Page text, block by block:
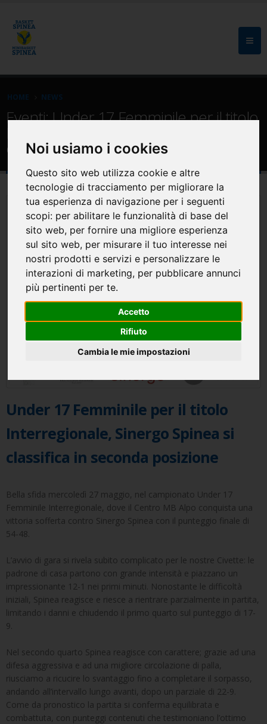
Noi usiamo i cookies
Questo sito web utilizza cookie e altre
tecnologie di tracciamento per migliorare la
tua esperienza di navigazione per i seguenti
scopi: per abilitare le funzionalità di base del
sito web, per fornire una migliore esperienza
sul sito web, per misurare il tuo interesse nei
nostri prodotti e servizi e personalizzare le
interazioni di marketing, per pubblicare annunci
più pertinenti per te.
Accetto
Rifiuto
Cambia le mie impostazioni
HOME NEWS
Eventi: Under 17 Femminile per il titolo
classifica in seconda posizione
Under 17 Femminile per il titolo
Interregionale, Sinergo Spinea si
classifica in seconda posizione
Bella sfida mercoledì 27 maggio, nel campionato Under 17
Femminile Interregionale, dove il Centro MB Alpo conquista una
vittoria sofferta contro Sinergo Spinea con il punteggio finale di
54-48.
L’avvio di gara si rivela subito complicato per le nostre Civette: le
padrone di casa partono con grande intensità e piazzano un
impressionante 12-1 nei primi minuti. Nonostante le difficoltà
iniziali, Spinea reagisce e riesce a rientrare parzialmente in partita,
limitando i danni e chiudendo il primo quarto sul punteggio di 17-
9.
Nel secondo quarto Spinea reagisce con carattere; grazie ad una
difesa aggressiva e ad una migliore circolazione di palla,
riusciamo a ricucire lo svantaggio fino a completare il sorpasso,
andando all’intervallo lungo avanti, dopo un parziale di 22-9.
Come da pronostico la partita si conferma equilibrata e
combattuta, con punteggi contenuti che testimoniano l’ottimo